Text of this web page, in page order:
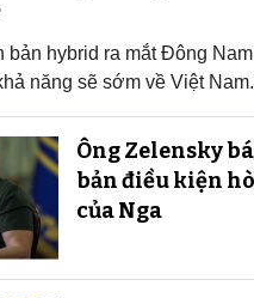
bản hybrid ra mắt Đông
năng sẽ sớm về Việt Nam.
Ông Zelensky
bản điều kiện
của Nga